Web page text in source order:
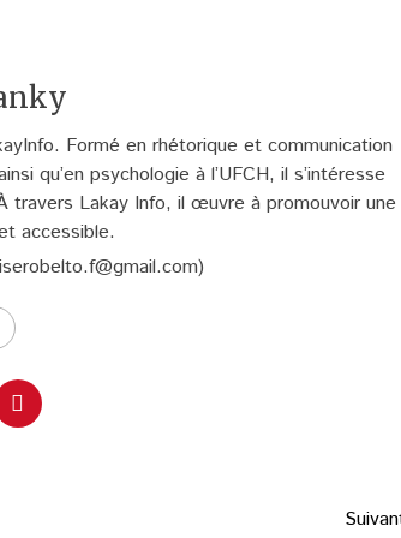
Formé en rhétorique et communication
qu’en psychologie à l’UFCH, il s’intéresse
Lakay Info, il œuvre à promouvoir une
accessible.